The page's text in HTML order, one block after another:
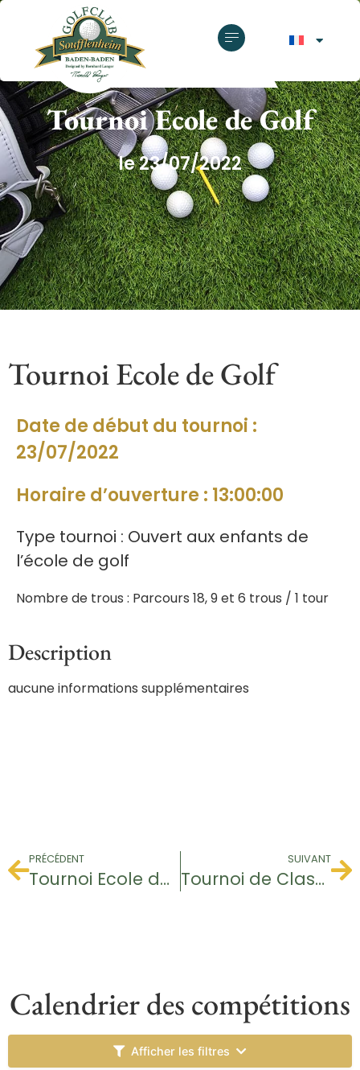
GOLF CLUB SOUFFLENHEIM
Tournoi Ecole de Golf
le 23/07/2022
Tournoi Ecole de Golf
Date de début du tournoi :
23/07/2022
Horaire d’ouverture : 13:00:00
Type tournoi : Ouvert aux enfants de
l’école de golf
Nombre de trous : Parcours 18, 9 et 6 trous / 1 tour
Description
aucune informations supplémentaires
PRÉCÉDENT
Tournoi Ecole de Golf
SUIVANT
Tournoi de Classement
Calendrier des compétitions
Afficher les filtres